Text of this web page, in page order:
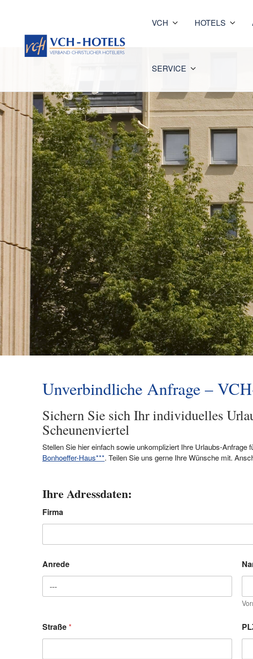
VCH HOTELS
SERVICE
Unverbindliche Anfrage –
Sichern Sie sich Ihr individuelles
Scheunenviertel
Stellen Sie hier einfach sowie unkompliziert Ihre Urlaubs-
Bonhoeffer-Haus***. Teilen Sie uns gerne Ihre Wünsche mit.
Ihre Adressdaten:
Firma
Anrede
Straße*